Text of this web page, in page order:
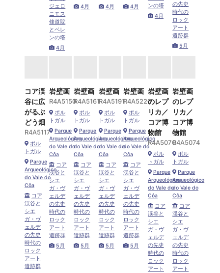
ジェロ
ニモス
修道院
とベレ
ンの塔
4月
4月
4月
4月
ンの塔
4月
の先史
時代の
ロック
アート
遺跡群
5月
コア渓
谷に広
がるぶ
どう畑
R4A5117
ポル
トガル
Parque
Arqueológico
do Vale do
Côa
コア
渓谷と
シエ
ガ・ヴ
ェルデ
の先史
時代の
ロック
アート
遺跡群
岩壁画
R4A5150
ポル
トガル
Parque
Arqueológico
do Vale do
Côa
コア
渓谷と
シエ
ガ・ヴ
ェルデ
の先史
時代の
ロック
アート
遺跡群
5月
岩壁画
R4A5161
ポル
トガル
Parque
Arqueológico
do Vale do
Côa
コア
渓谷と
シエ
ガ・ヴ
ェルデ
の先史
時代の
ロック
アート
遺跡群
5月
岩壁画
R4A5191
ポル
トガル
Parque
Arqueológico
do Vale do
Côa
コア
渓谷と
シエ
ガ・ヴ
ェルデ
の先史
時代の
ロック
アート
遺跡群
5月
岩壁画
R4A5220
ポル
トガル
Parque
Arqueológico
do Vale do
Côa
コア
渓谷と
シエ
ガ・ヴ
ェルデ
の先史
時代の
ロック
アート
遺跡群
5月
岩壁画
のレプ
リカ／
コア博
物館
R4A5070
ポル
トガル
Parque
Arqueológico
do Vale do
Côa
コア
渓谷と
シエ
ガ・ヴ
ェルデ
の先史
時代の
ロック
アート
岩壁画
のレプ
リカ／
コア博
物館
R4A5074
ポル
トガル
Parque
Arqueológico
do Vale do
Côa
コア
渓谷と
シエ
ガ・ヴ
ェルデ
の先史
時代の
ロック
アート